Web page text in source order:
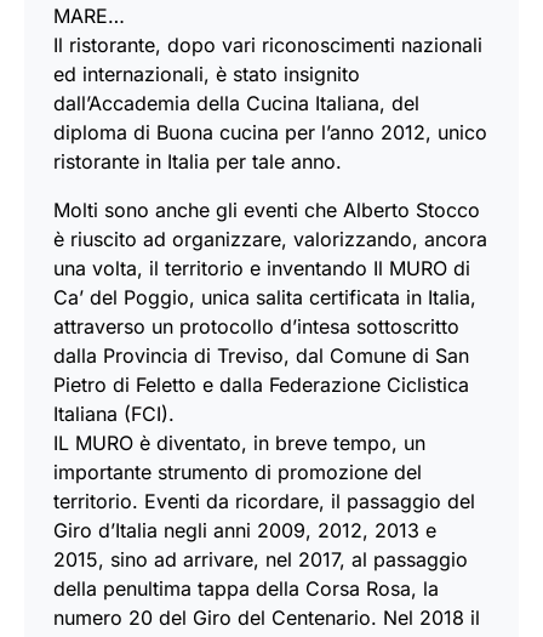
MARE…
Il ristorante, dopo vari riconoscimenti nazionali
ed internazionali, è stato insignito
dall’Accademia della Cucina Italiana, del
diploma di Buona cucina per l’anno 2012, unico
ristorante in Italia per tale anno.
Molti sono anche gli eventi che Alberto Stocco
è riuscito ad organizzare, valorizzando, ancora
una volta, il territorio e inventando Il MURO di
Ca’ del Poggio, unica salita certificata in Italia,
attraverso un protocollo d’intesa sottoscritto
dalla Provincia di Treviso, dal Comune di San
Pietro di Feletto e dalla Federazione Ciclistica
Italiana (FCI).
IL MURO è diventato, in breve tempo, un
importante strumento di promozione del
territorio. Eventi da ricordare, il passaggio del
Giro d’Italia negli anni 2009, 2012, 2013 e
2015, sino ad arrivare, nel 2017, al passaggio
della penultima tappa della Corsa Rosa, la
numero 20 del Giro del Centenario. Nel 2018 il